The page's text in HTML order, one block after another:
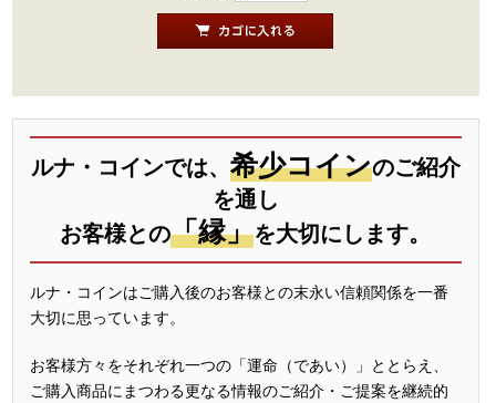
ルナ・コインでは、 希少コインのご紹介
を通し
お客様との「縁」を大切にします。
ルナ・コインはご購入後のお客様との末永い信頼関係を一番
大切に思っています。
お客様方々をそれぞれ一つの「運命（であい）」ととらえ、
ご購入商品にまつわる更なる情報のご紹介・ご提案を継続的